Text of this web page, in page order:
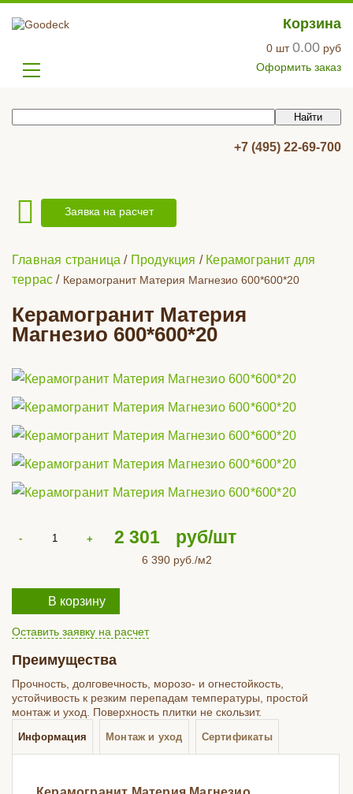
Корзина
0 шт0.00 руб
Оформить заказ
+7 (495) 22-69-700
Заявка на расчет
Главная страница / Продукция / Керамогранит для
террас / Керамогранит Материя Магнезио 600*600*20
Керамогранит Материя
Магнезио 600*600*20
2 301 руб/шт
6 390руб./м2
В корзину
Оставить заявку на расчет
Преимущества
Прочность, долговечность, морозо- и огнестойкость,
устойчивость к резким перепадам температуры, простой
монтаж и уход. Поверхность плитки не скользит.
Информация Монтаж и уход Сертификаты